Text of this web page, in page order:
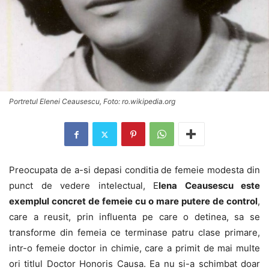
Portretul Elenei Ceausescu, Foto: ro.wikipedia.org
Preocupata de a-si depasi conditia de femeie modesta din
punct de vedere intelectual, Elena Ceausescu este
exemplul concret de femeie cu o mare putere de control,
care a reusit, prin influenta pe care o detinea, sa se
transforme din femeia ce terminase patru clase primare,
intr-o femeie doctor in chimie, care a primit de mai multe
ori titlul Doctor Honoris Causa. Ea nu si-a schimbat doar